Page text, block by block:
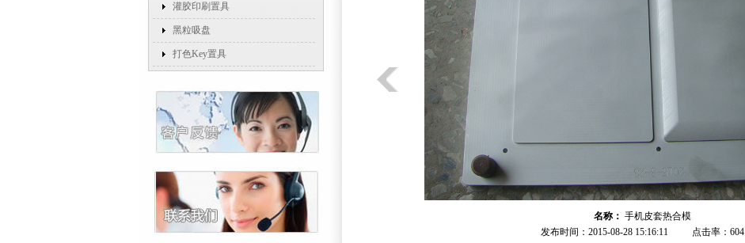
灌胶印刷置具
黑粒吸盘
打色Key置具
名称： 手机皮套热合模
发布时间：2015-08-28 15:16:11
点击率： 604